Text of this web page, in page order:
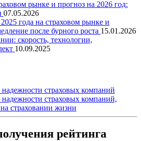
рынке и прогноз на 2026 год:
07.05.2026
года на страховом рынке и
после бурного роста 15.01.2026
скорость, технологии,
10.09.2025
страховых компаний
страховых компаний,
страховании жизни
рейтинга